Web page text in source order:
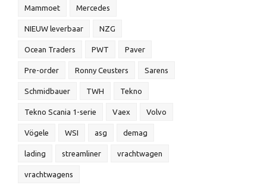
Mammoet Mercedes
NIEUW leverbaar NZG
Ocean Traders PWT Paver
Pre-order Ronny Ceusters Sarens
Schmidbauer TWH Tekno
Tekno Scania 1-serie Vaex Volvo
Vögele WSI asg demag
lading streamliner vrachtwagen
vrachtwagens